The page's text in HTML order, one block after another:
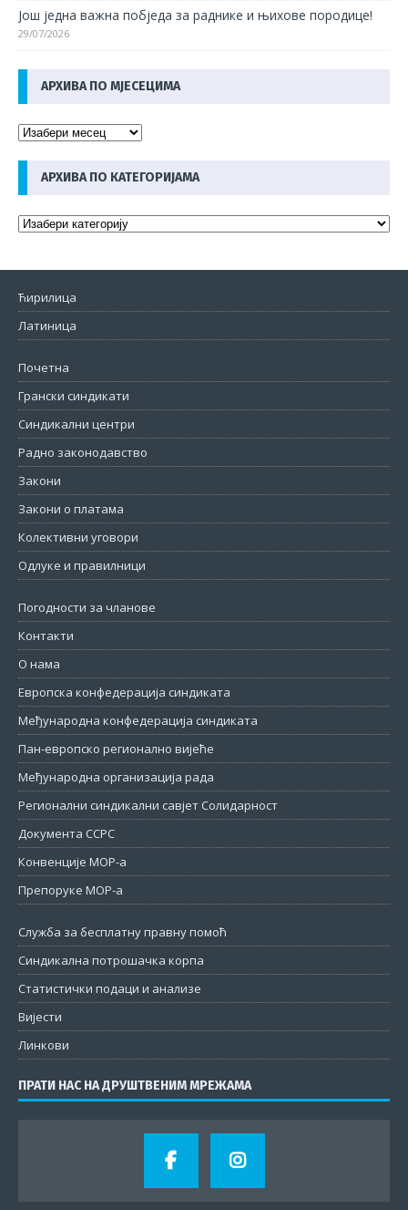
Још једна важна побједа за раднике и њихове породице!
29/07/2026
АРХИВА ПО МЈЕСЕЦИМА
АРХИВА ПО КАТЕГОРИЈАМА
Ћирилица
Латиница
Почетна
Грански синдикати
Синдикални центри
Радно законодавство
Закони
Закони о платама
Колективни уговори
Одлуке и правилници
Погодности за чланове
Контакти
О нама
Европска конфедерација синдиката
Међународна конфедерација синдиката
Пан-европско регионално вијеће
Међународна организација рада
Регионални синдикални савјет Солидарност
Документа ССРС
Конвенције МОР-а
Препоруке МОР-а
Служба за бесплатну правну помоћ
Синдикална потрошачка корпа
Статистички подаци и анализе
Вијести
Линкови
ПРАТИ НАС НА ДРУШТВЕНИМ МРЕЖАМА